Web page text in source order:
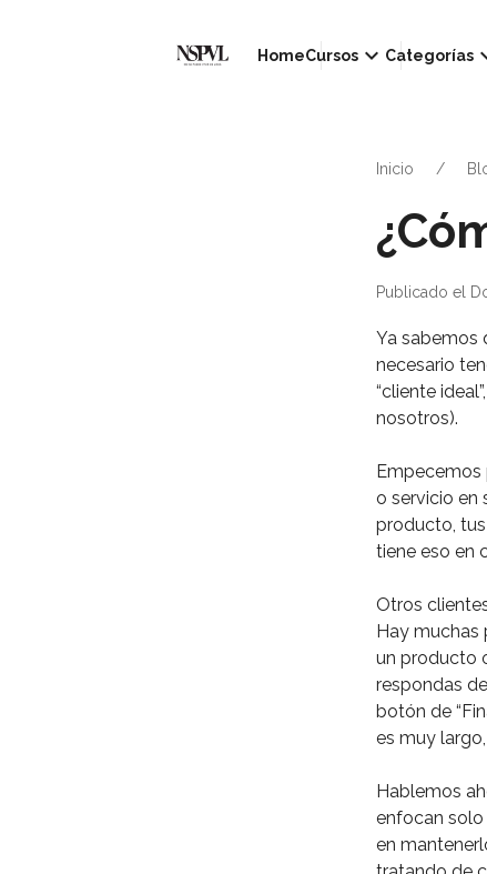
HomeCursos keyboard_arrow_down Categorías
Inicio
Publicado el
Ya sabemos
necesario
“cliente
nosotros). ⁣
Empecemos
o servicio en
producto,
tiene eso en
Otros
Hay muchas
un producto
respondas
botón de
es muy
Hablemos
enfocan solo
en